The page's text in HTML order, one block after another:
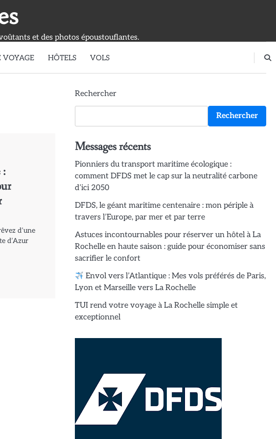
et des photos époustouflantes.
VOYAGE HÔTELS VOLS
d’une
d’Azur
Rechercher
Rechercher
Messages récents
Pionniers du transport maritime écologique :
comment DFDS met le cap sur la neutralité carbone
d’ici 2050
DFDS, le géant maritime centenaire : mon périple à
travers l’Europe, par mer et par terre
Astuces incontournables pour réserver un hôtel à La
Rochelle en haute saison : guide pour économiser sans
sacrifier le confort
Envol vers l’Atlantique : Mes vols préférés de Paris,
Lyon et Marseille vers La Rochelle
TUI rend votre voyage à La Rochelle simple et
exceptionnel